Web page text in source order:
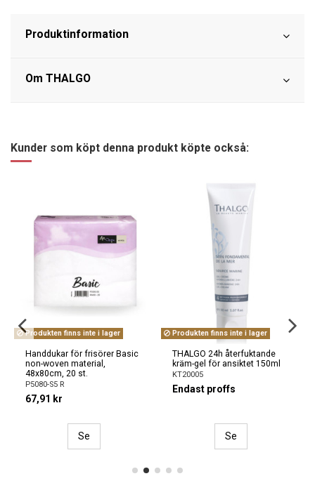
Produktinformation
Om THALGO
Kunder som köpt denna produkt köpte också:
Produkten finns inte i lager
Handdukar för frisörer Basic
non-woven material,
48x80cm, 20 st.
P5080-S5 R
67,91 kr
Se
Produkten finns inte i lager
THALGO 24h återfuktande
kräm-gel för ansiktet 150ml
KT20005
Endast proffs
Se